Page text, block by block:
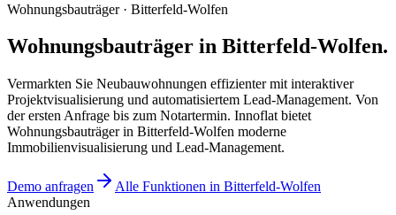
Wohnungsbauträger · Bitterfeld-Wolfen
Wohnungsbauträger in Bitterfeld-Wolfen.
Vermarkten Sie Neubauwohnungen effizienter mit interaktiver
Projektvisualisierung und automatisiertem Lead-Management. Von
der ersten Anfrage bis zum Notartermin. Innoflat bietet
Wohnungsbauträger in Bitterfeld-Wolfen moderne
Immobilienvisualisierung und Lead-Management.
Demo anfragen
Alle Funktionen in Bitterfeld-Wolfen
Anwendungen